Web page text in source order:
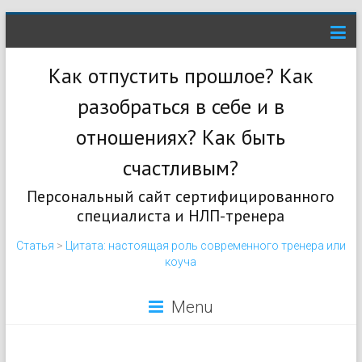
Как отпустить прошлое? Как
разобраться в себе и в
отношениях? Как быть
счастливым?
Персональный сайт сертифицированного
специалиста и НЛП-тренера
Статья >
Цитата: настоящая роль современного тренера или
коуча
Menu